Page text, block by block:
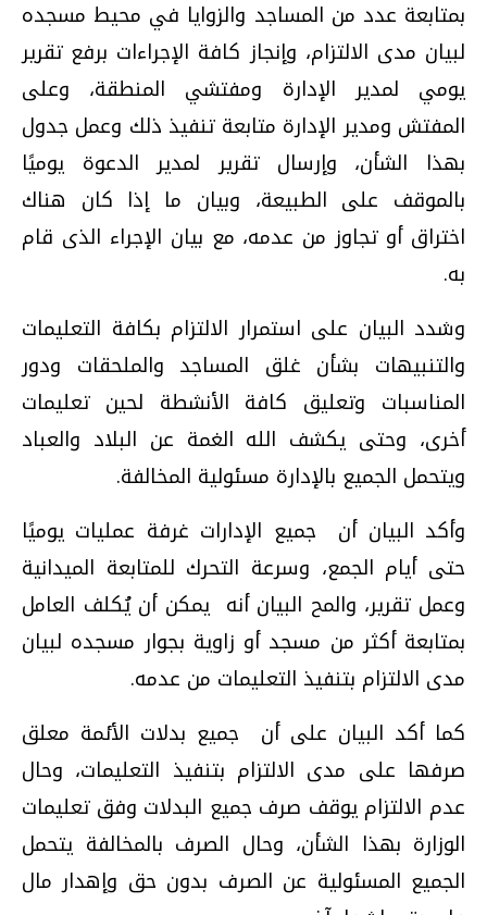
بمتابعة عدد من المساجد والزوايا في محيط مسجده
لبيان مدى الالتزام، وإنجاز كافة الإجراءات برفع تقرير
يومي لمدير الإدارة ومفتشي المنطقة، وعلى
المفتش ومدير الإدارة متابعة تنفيذ ذلك وعمل جدول
بهذا الشأن، وإرسال تقرير لمدير الدعوة يوميًا
بالموقف على الطبيعة، وبيان ما إذا كان هناك
اختراق أو تجاوز من عدمه، مع بيان الإجراء الذى قام
به.
وشدد البيان على استمرار الالتزام بكافة التعليمات
والتنبيهات بشأن غلق المساجد والملحقات ودور
المناسبات وتعليق كافة الأنشطة لحين تعليمات
أخرى، وحتى يكشف الله الغمة عن البلاد والعباد
ويتحمل الجميع بالإدارة مسئولية المخالفة.
وأكد البيان أن جميع الإدارات غرفة عمليات يوميًا
حتى أيام الجمع، وسرعة التحرك للمتابعة الميدانية
وعمل تقرير، والمح البيان أنه يمكن أن يُكلف العامل
بمتابعة أكثر من مسجد أو زاوية بجوار مسجده لبيان
مدى الالتزام بتنفيذ التعليمات من عدمه.
كما أكد البيان على أن جميع بدلات الأئمة معلق
صرفها على مدى الالتزام بتنفيذ التعليمات، وحال
عدم الالتزام يوقف صرف جميع البدلات وفق تعليمات
الوزارة بهذا الشأن، وحال الصرف بالمخالفة يتحمل
الجميع المسئولية عن الصرف بدون حق وإهدار مال